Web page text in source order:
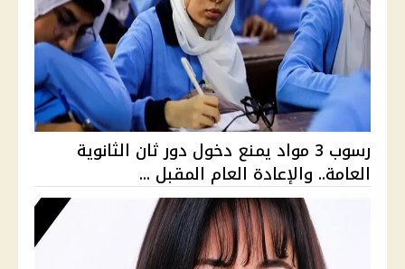
رسوب 3 مواد يمنع دخول دور ثان الثانوية
العامة.. والإعادة العام المقبل ...